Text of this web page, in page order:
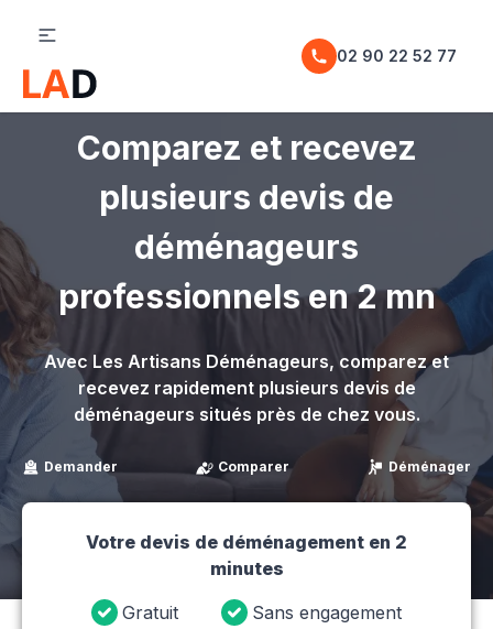
02 90 22 52 77
Comparez et recevez
plusieurs devis de
déménageurs
professionnels en 2 mn
Avec Les Artisans Déménageurs, comparez et
recevez rapidement plusieurs devis de
déménageurs situés près de chez vous.
Demander Comparer Déménager
Votre devis de déménagement en 2
minutes
Gratuit
Sans engagement